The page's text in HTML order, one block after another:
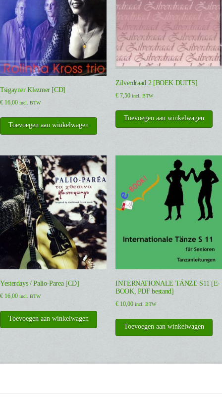
Tsigayner Klezmer [CD]
€ 16,00 incl. BTW
Toevoegen aan winkelwagen
Zilverdraad 2 [BOEK DUITS]
€7,50 incl. BTW
Toevoegen aan winkelwagen
Yesterdays / Palio-Parea [CD]
€ 16,00 incl. BTW
Toevoegen aan winkelwagen
INTERNATIONALE TÄNZE S11 [E-
BOOK, PDF bestand]
€10,00 incl. BTW
Toevoegen aan winkelwagen